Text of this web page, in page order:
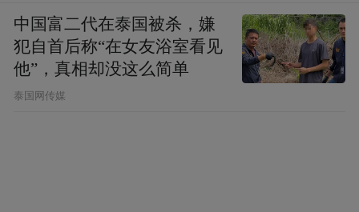
中国富二代在泰国被杀，嫌
犯自首后称“在女友浴室看见
他”，真相却没这么简单
泰国网传媒